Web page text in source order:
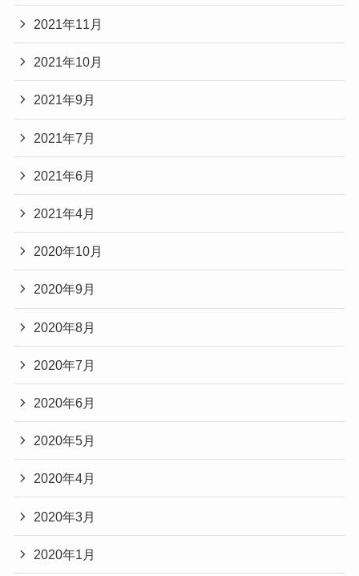
2021年11月
2021年10月
2021年9月
2021年7月
2021年6月
2021年4月
2020年10月
2020年9月
2020年8月
2020年7月
2020年6月
2020年5月
2020年4月
2020年3月
2020年1月